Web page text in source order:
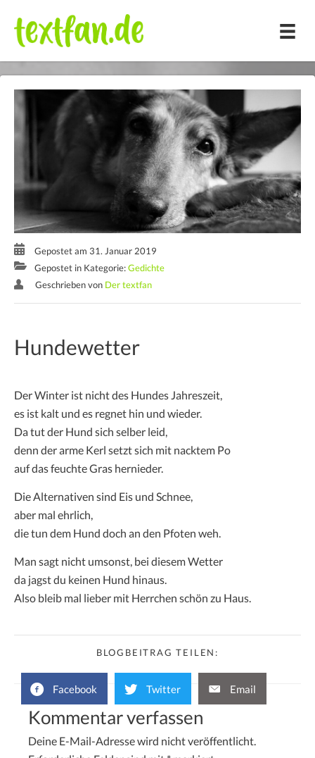
Inhalt
springen
Gepostet am 31. Januar 2019
Gepostet in Kategorie:Gedichte
Geschrieben von Der textfan
Hundewetter
Der Winter ist nicht des Hundes Jahreszeit,
es ist kalt und es regnet hin und wieder.
Da tut der Hund sich selber leid,
denn der arme Kerl setzt sich mit nacktem Po
auf das feuchte Gras hernieder.
Die Alternativen sind Eis und Schnee,
aber mal ehrlich,
die tun dem Hund doch an den Pfoten weh.
Man sagt nicht umsonst, bei diesem Wetter
da jagst du keinen Hund hinaus.
Also bleib mal lieber mit Herrchen schön zu Haus.
BLOGBEITRAG TEILEN:
Facebook Twitter Email
Kommentar verfassen
Deine E-Mail-Adresse wird nicht veröffentlicht.